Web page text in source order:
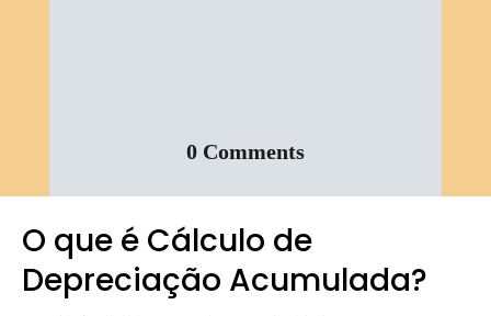
0 Comments
O que é Cálculo de
Depreciação Acumulada?